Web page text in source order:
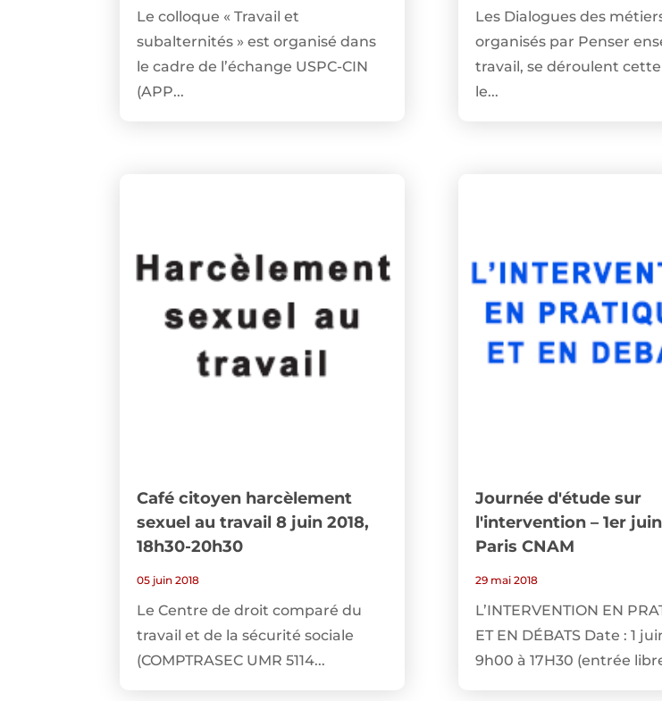
Le colloque « Travail et
subalternités » est organisé dans
le cadre de l’échange USPC-CIN
(APP...
Café citoyen harcèlement
sexuel au travail 8 juin 2018,
18h30-20h30
05 juin 2018
Le Centre de droit comparé du
travail et de la sécurité sociale
(COMPTRASEC UMR 5114...
Les Dialogues des
organisés par Penser
travail, se déroulent
le...
Journée d'étude sur
l'intervention – 1er juin
Paris CNAM
29 mai 2018
L’INTERVENTION EN
ET EN DÉBATS Date : 1
9h00 à 17H30 (entrée